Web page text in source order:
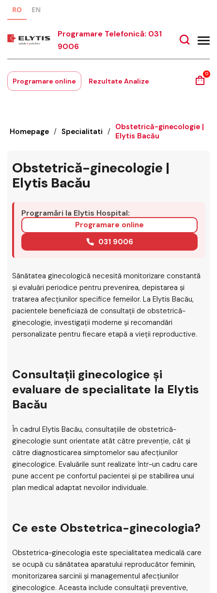
RO EN
Programare Telefonică: 031
9006
Programare online Rezultate Analize
0
Homepage / Specialitati / Obstetrică-ginecologie |
Elytis Bacău
Obstetrică-ginecologie |
Elytis Bacău
Programări la Elytis Hospital:
Programare online
031 9006
Sănătatea ginecologică necesită monitorizare constantă
și evaluări periodice pentru prevenirea, depistarea și
tratarea afecțiunilor specifice femeilor. La Elytis Bacău,
pacientele beneficiază de consultații de obstetrică-
ginecologie, investigații moderne și recomandări
personalizate pentru fiecare etapă a vieții reproductive.
Consultații ginecologice și
evaluare de specialitate la Elytis
Bacău
În cadrul Elytis Bacău, consultațiile de obstetrică-
ginecologie sunt orientate atât către prevenție, cât și
către diagnosticarea simptomelor sau afecțiunilor
ginecologice. Evaluările sunt realizate într-un cadru care
pune accent pe confortul pacientei și pe stabilirea unui
plan medical adaptat nevoilor individuale.
Ce este Obstetrica-ginecologia?
Obstetrica-ginecologia este specialitatea medicală care
se ocupă cu sănătatea aparatului reproducător feminin,
monitorizarea sarcinii și managementul afecțiunilor
ginecologice. Aceasta include consultații preventive,